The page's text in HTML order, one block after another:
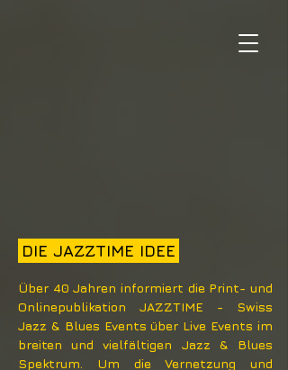
DIE JAZZTIME IDEE
Über 40 Jahren informiert die Print- und
Onlinepublikation JAZZTIME - Swiss
Jazz & Blues Events über Live Events im
breiten und vielfältigen Jazz & Blues
Spektrum. Um die Vernetzung und